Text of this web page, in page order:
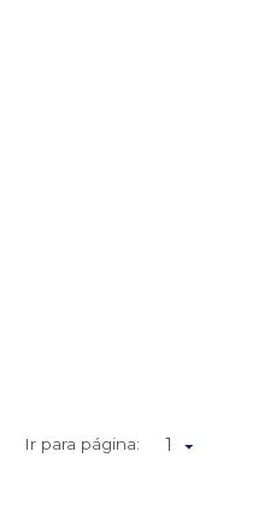
Ir para página: 1